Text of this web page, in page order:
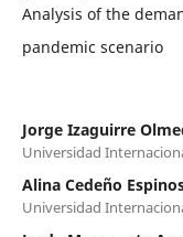
Analysis of the
pandemic scenario
Jorge Izaguirre
Universidad
Alina Cedeño
Universidad